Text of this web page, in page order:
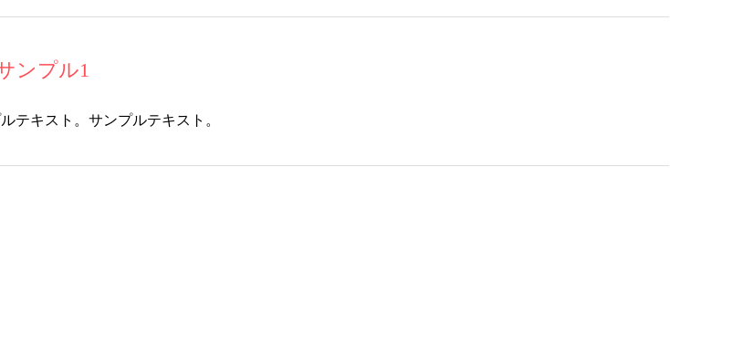
ンプル1
テキスト。サンプルテキスト。